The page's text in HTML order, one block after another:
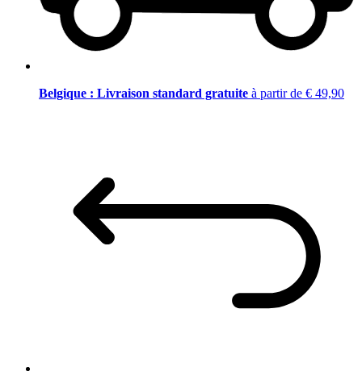
Belgique : Livraison standard gratuite à partir de € 49,90